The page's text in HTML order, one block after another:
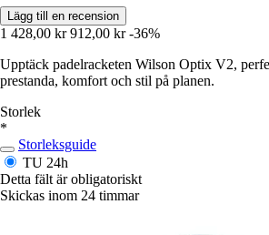
Lägg till en recension
1 428,00 kr 912,00 kr -36%
Upptäck padelracketen Wilson Optix V2,
prestanda, komfort och stil på planen.
Storlek
*
Storleksguide
TU 24h
Detta fält är obligatoriskt
Skickas inom 24 timmar